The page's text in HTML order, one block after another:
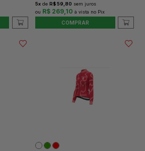
5x de R$ 59,80 sem juros
R$ 269,10
COMPRAR